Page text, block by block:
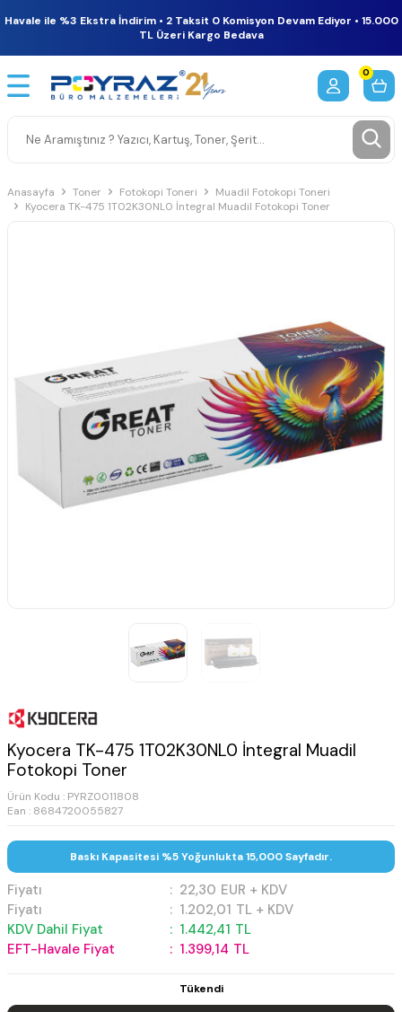
Havale ile %3 Ekstra İndirim • 2 Taksit 0 Komisyon Devam Ediyor • 15.000
TL Üzeri Kargo Bedava
0
Anasayfa Toner Fotokopi Toneri
Muadil Fotokopi Toneri
Kyocera TK-475 1T02K30NL0 İntegral Muadil Fotokopi Toner
Kyocera TK-475 1T02K30NL0 İntegral Muadil
Fotokopi Toner
Ürün Kodu : PYRZ0011808
Ean : 8684720055827
Baskı Kapasitesi %5 Yoğunlukta 15,000 Sayfadır.
Fiyatı : 22,30 EUR + KDV
Fiyatı
: 1.202,01 TL + KDV
KDV Dahil Fiyat
: 1.442,41 TL
EFT-Havale Fiyat
: 1.399,14 TL
Tükendi